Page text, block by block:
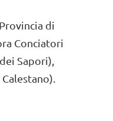
di
Conciatori
Sapori),